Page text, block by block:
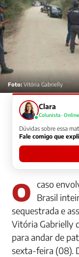
Foto: Vitória Gabrielly
Clara
Colunista ·
Dúvidas sobre essa
Fale comigo que
O caso envolvendo Vitória Gabrielly chocou o
Brasil
sequestrada e
Vitória Gabrielly
para andar de
sexta-feira (08).